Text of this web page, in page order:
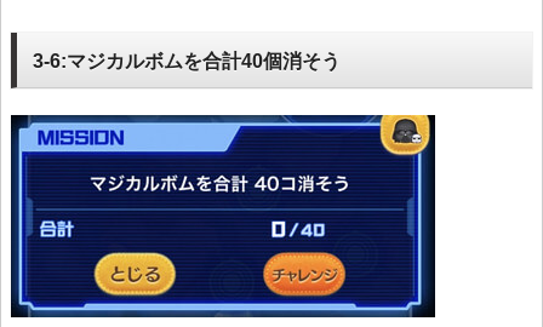
3-6:マジカルボムを合計40個消そう